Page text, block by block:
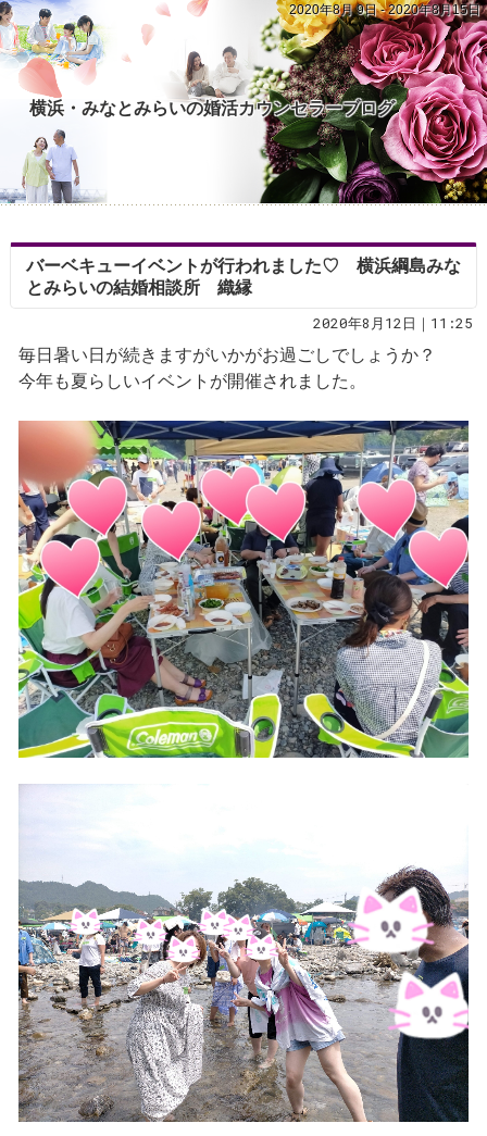
2020年8月 9日 - 2020年8月15日
横浜・みなとみらいの婚活カウンセラーブログ
バーベキューイベントが行われました♡ 横浜綱島みな
とみらいの結婚相談所 織縁
2020年8月12日｜11:25
毎日暑い日が続きますがいかがお過ごしでしょうか？
今年も夏らしいイベントが開催されました。